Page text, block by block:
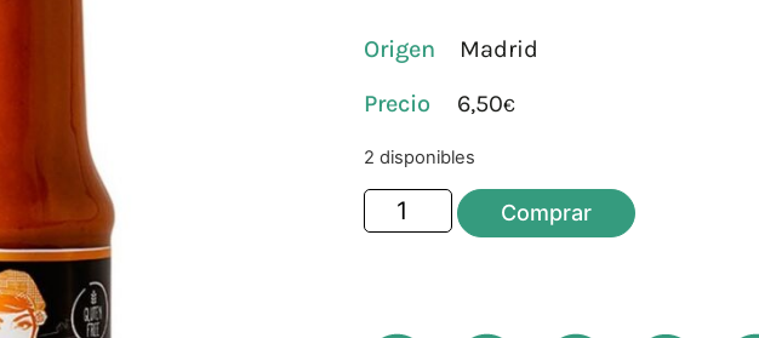
Origen
Madrid
6,50€
2 disponibles
Comprar